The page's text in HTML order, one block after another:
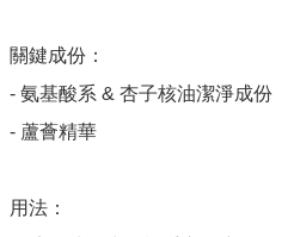
關鍵成份：
- 氨基酸系 & 杏子核油潔淨成份
- 蘆薈精華
用法：